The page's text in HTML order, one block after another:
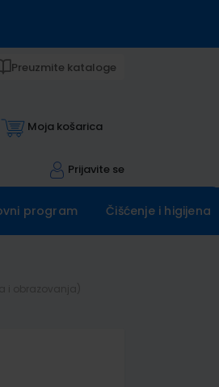
Preuzmite kataloge
Moja košarica
Prijavite se
program Čišćenje i higijena